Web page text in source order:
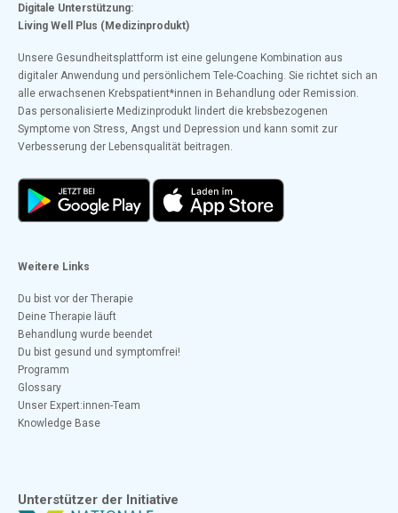
Digitale Unterstützung:
Living Well Plus (Medizinprodukt)
Unsere Gesundheitsplattform ist eine gelungene Kombination aus
digitaler Anwendung und persönlichem Tele-Coaching. Sie richtet sich an
alle erwachsenen Krebspatient*innen in Behandlung oder Remission.
Das personalisierte Medizinprodukt lindert die krebsbezogenen
Symptome von Stress, Angst und Depression und kann somit zur
Verbesserung der Lebensqualität beitragen.
Weitere Links
Du bist vor der Therapie
Deine Therapie läuft
Behandlung wurde beendet
Du bist gesund und symptomfrei!
Programm
Glossary
Unser Expert:innen-Team
Knowledge Base
Unterstützer der Initiative